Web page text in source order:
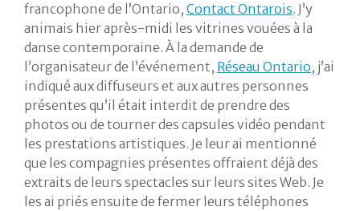
francophone de l’Ontario, Contact Ontarois. J’y
animais hier après-midi les vitrines vouées à la
danse contemporaine. À la demande de
l’organisateur de l’événement, Réseau Ontario, j’ai
indiqué aux diffuseurs et aux autres personnes
présentes qu’il était interdit de prendre des
photos ou de tourner des capsules vidéo pendant
les prestations artistiques. Je leur ai mentionné
que les compagnies présentes offraient déjà des
extraits de leurs spectacles sur leurs sites Web. Je
les ai priés ensuite de fermer leurs téléphones